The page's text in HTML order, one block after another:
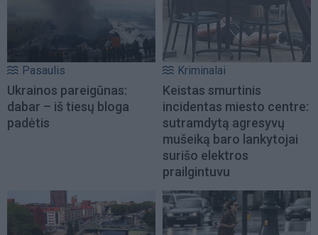
Pasaulis
Ukrainos pareigūnas:
dabar – iš tiesų bloga
padėtis
Kriminalai
Keistas smurtinis
incidentas miesto centre:
sutramdytą agresyvų
mušeiką baro lankytojai
surišo elektros
prailgintuvu